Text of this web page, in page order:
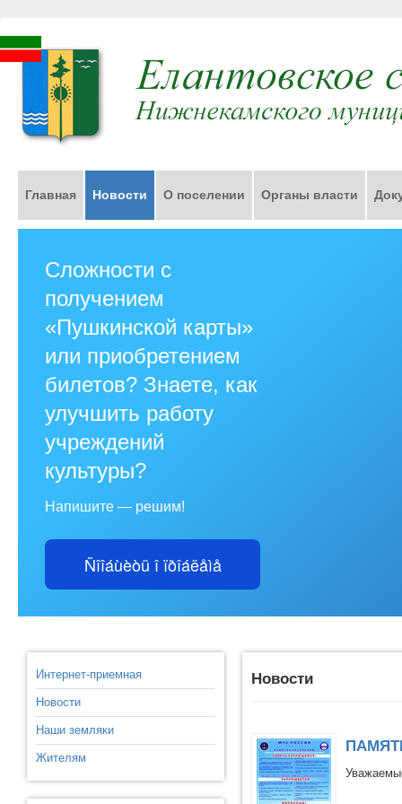
Главная Новости О поселении Органы власти
Сложности с
получением
«Пушкинской карты»
или приобретением
билетов? Знаете, как
улучшить работу
учреждений
культуры?
Напишите — решим!
Ñîîáùèòü î ïðîáëåìå
Интернет-приемная
Новости
Наши земляки
Жителям
Новости